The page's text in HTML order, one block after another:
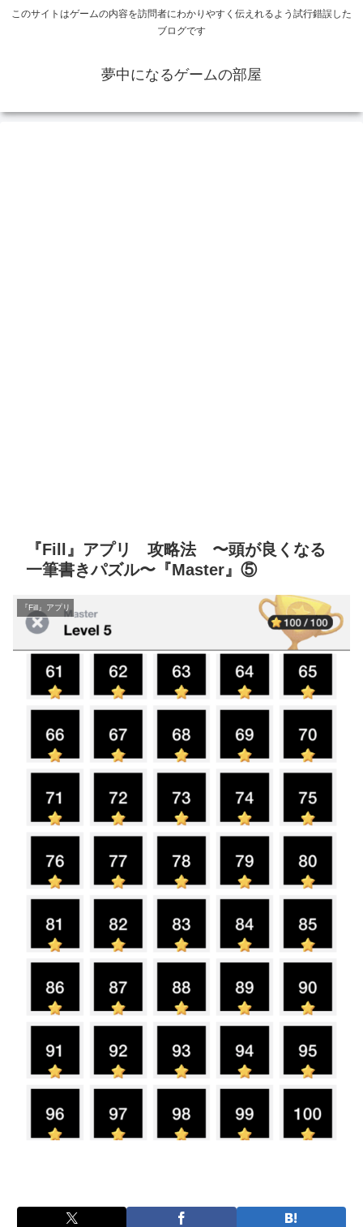
このサイトはゲームの内容を訪問者にわかりやすく伝えれるよう試行錯誤した
ブログです
夢中になるゲームの部屋
『Fill』アプリ 攻略法 〜頭が良くなる
一筆書きパズル〜『Master』⑤
『Fill』アプリ